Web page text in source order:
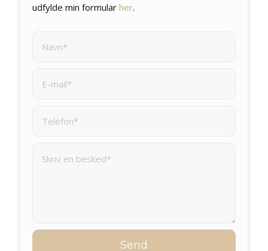
udfylde min formular her.